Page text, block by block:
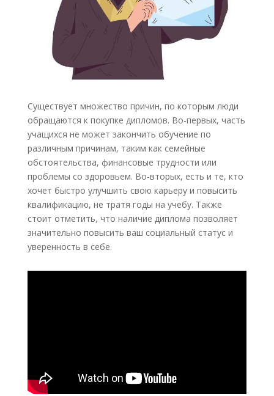
Существует множество причин, по которым люди
обращаются к покупке дипломов. Во-первых, часть
учащихся не может закончить обучение по
различным причинам, таким как семейные
обстоятельства, финансовые трудности или
проблемы со здоровьем. Во-вторых, есть и те, кто
хочет быстро улучшить свою карьеру и повысить
квалификацию, не тратя годы на учебу. Также
стоит отметить, что наличие диплома позволяет
значительно повысить ваш социальный статус и
уверенность в себе.